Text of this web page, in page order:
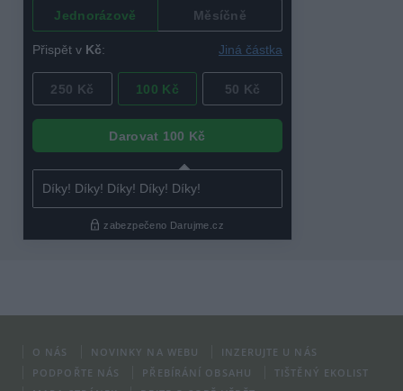
O NÁS NOVINKY NA WEBU
INZERUJTE U NÁS
PODPOŘTE NÁS
PŘEBÍRÁNÍ OBSAHU
TIŠTĚNÝ EKOLIST